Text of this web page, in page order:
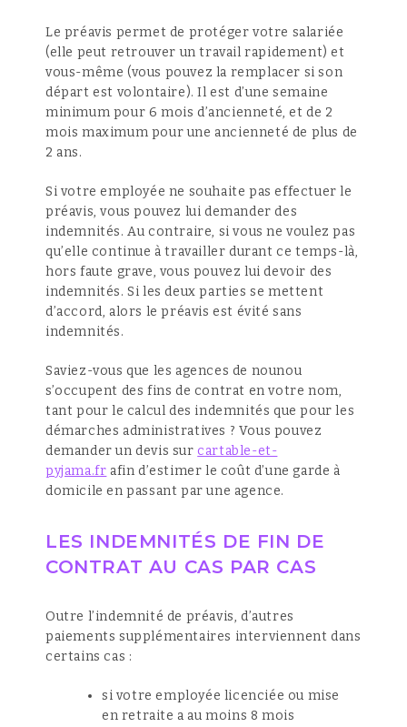
Le préavis permet de protéger votre salariée
(elle peut retrouver un travail rapidement) et
vous-même (vous pouvez la remplacer si son
départ est volontaire). Il est d’une semaine
minimum pour 6 mois d’ancienneté, et de 2
mois maximum pour une ancienneté de plus de
2 ans.
Si votre employée ne souhaite pas effectuer le
préavis, vous pouvez lui demander des
indemnités. Au contraire, si vous ne voulez pas
qu’elle continue à travailler durant ce temps-là,
hors faute grave, vous pouvez lui devoir des
indemnités. Si les deux parties se mettent
d’accord, alors le préavis est évité sans
indemnités.
Saviez-vous que les agences de nounou
s’occupent des fins de contrat en votre nom,
tant pour le calcul des indemnités que pour les
démarches administratives ? Vous pouvez
demander un devis sur cartable-et-
pyjama.fr afin d’estimer le coût d’une garde à
domicile en passant par une agence.
LES INDEMNITÉS DE FIN DE
CONTRAT AU CAS PAR CAS
Outre l’indemnité de préavis, d’autres
paiements supplémentaires interviennent dans
certains cas :
si votre employée licenciée ou mise
en retraite a au moins 8 mois